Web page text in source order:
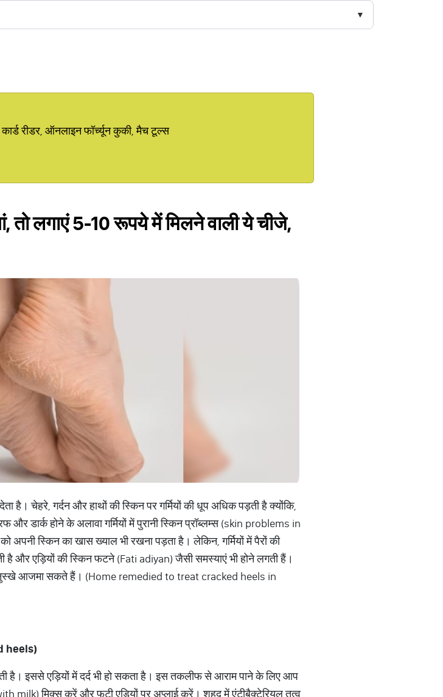
रीडर, ऑनलाइन फॉर्च्यून कुकी, मैच टूल्स
तो लगाएं 5-10 रूपये में मिलने वाली ये चीजे,
है। चेहरे, गर्दन और हाथों की स्किन पर गर्मियों की धूप अधिक पड़ती है क्योंकि,
डार्क होने के अलावा गर्मियों में पुरानी स्किन प्रॉब्लम्स (skin problems in
अपनी स्किन का खास ख्याल भी रखना पड़ता है। लेकिन, गर्मियों में पैरों की
है और एड़ियों की स्किन फटने (Fati adiyan) जैसी समस्याएं भी होने लगती हैं।
नुस्खे आजमा सकते हैं। (Home remedied to treat cracked heels in
heels)
है। इससे एड़ियों में दर्द भी हो सकता है। इस तकलीफ से आराम पाने के लिए आप
milk) मिक्स करें और फटी एड़ियों पर अप्लाई करें। शहद में एंटीबैक्टेरियल तत्व